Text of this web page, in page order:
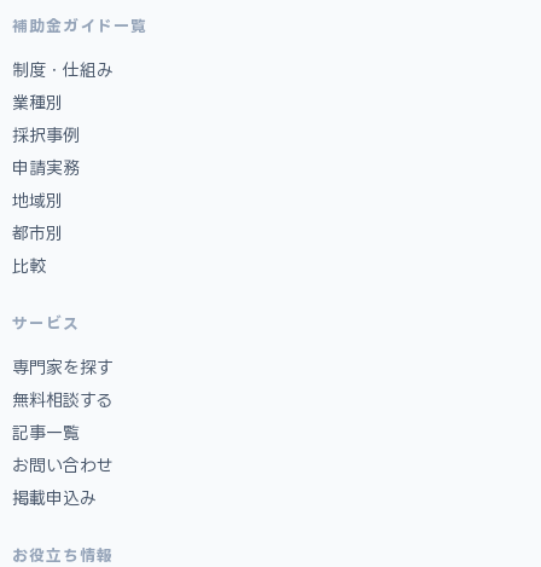
補助金ガイド一覧
制度・仕組み
業種別
採択事例
申請実務
地域別
都市別
比較
サービス
専門家を探す
無料相談する
記事一覧
お問い合わせ
掲載申込み
お役立ち情報